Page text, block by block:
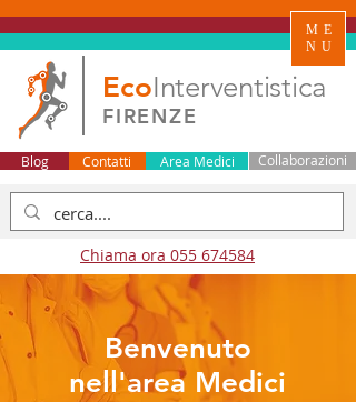
EcoInterventistica
FIRENZE
Collaborazioni
Area Medici
Contatti
Blog
Chiama ora 055 674584
ME
NU
Benvenuto
nell'area Medici